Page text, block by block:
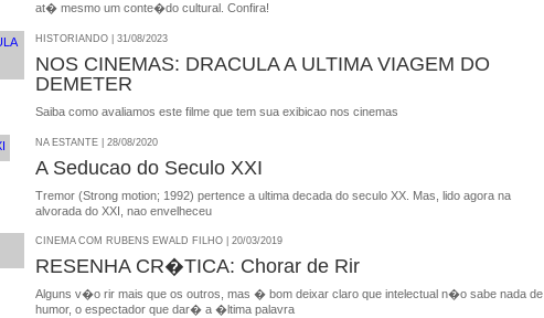
at� mesmo um conte�do cultural. Confira!
HISTORIANDO | 31/08/2023
NOS CINEMAS: DRACULA A ULTIMA VIAGEM DO
DEMETER
Saiba como avaliamos este filme que tem sua exibicao nos cinemas
NA ESTANTE | 28/08/2020
A Seducao do Seculo XXI
Tremor (Strong motion; 1992) pertence a ultima decada do seculo XX. Mas, lido agora na
alvorada do XXI, nao envelheceu
CINEMA COM RUBENS EWALD FILHO | 20/03/2019
RESENHA CR�TICA: Chorar de Rir
Alguns v�o rir mais que os outros, mas � bom deixar claro que intelectual n�o sabe nada de
humor, o espectador que dar� a �ltima palavra